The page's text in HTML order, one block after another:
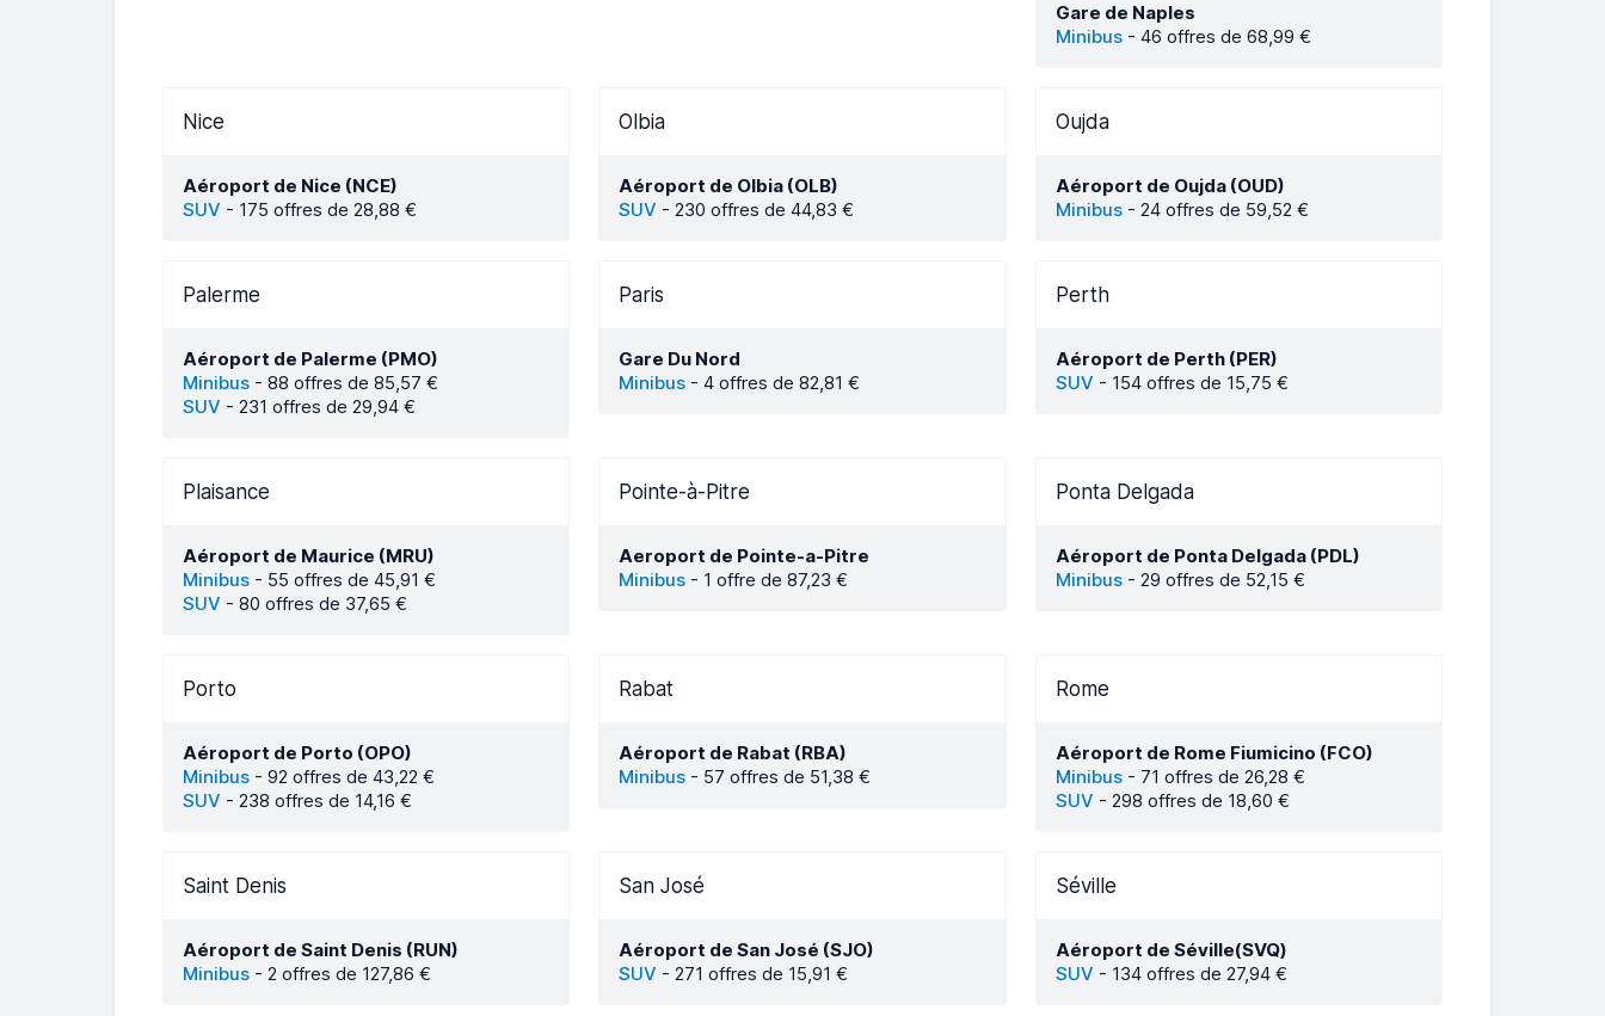
Gare de Naples
Minibus- 46 offres de 68,99 €
Nice
Aéroport de Nice (NCE)
SUV - 175 offres de 28,88 €
Olbia
Aéroport de Olbia (OLB)
SUV -230 offres de 44,83 €
Oujda
Aéroport de Oujda (OUD)
Minibus- 24 offres de 59,52 €
Palerme
Aéroport de Palerme (PMO)
Minibus - 88 offres de 85,57 €
SUV - 231 offres de 29,94 €
Paris
Gare Du Nord
Minibus -4 offres de 82,81 €
Perth
Aéroport de Perth (PER)
SUV - 154 offres de 15,75 €
Plaisance
Aéroport de Maurice (MRU)
Minibus - 55 offres de 45,91 €
SUV - 80 offres de 37,65 €
Pointe-à-Pitre
Aeroport de Pointe-a-Pitre
Minibus - 1 offre de 87,23 €
Ponta Delgada
Aéroport de Ponta Delgada (PDL)
Minibus- 29 offres de 52,15 €
Porto
Aéroport de Porto (OPO)
Minibus - 92 offres de 43,22 €
SUV - 238 offres de 14,16 €
Rabat
Aéroport de Rabat (RBA)
Minibus - 57 offres de 51,38 €
Rome
Aéroport de Rome Fiumicino (FCO)
Minibus- 71 offres de 26,28 €
SUV - 298 offres de 18,60 €
Saint Denis
Aéroport de Saint Denis (RUN)
Minibus - 2 offres de 127,86 €
San José
Aéroport de San José (SJO)
SUV -271 offres de 15,91 €
Séville
Aéroport de Séville(SVQ)
SUV - 134 offres de 27,94 €